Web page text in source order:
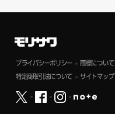
プライバシーポリシー 商標について
特定商取引法について サイトマップ